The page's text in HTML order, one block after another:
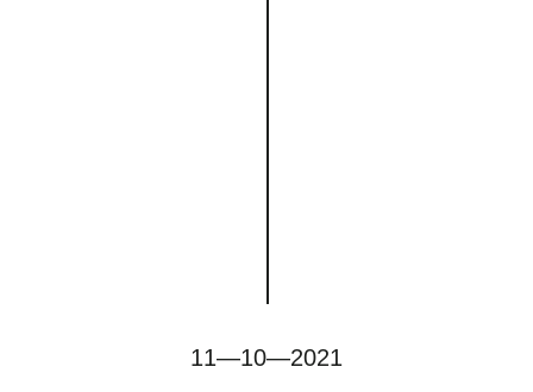
11—10—2021